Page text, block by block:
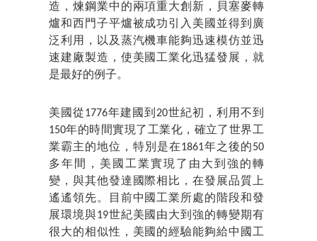
造，煉鋼業中的兩項重大創新，貝塞麥轉
爐和西門子平爐被成功引入美國並得到廣
泛利用，以及蒸汽機車能夠迅速模仿並迅
速建廠製造，使美國工業化迅猛發展，就
是最好的例子。
美國從1776年建國到20世紀初，利用不到
150年的時間實現了工業化，確立了世界工
業霸主的地位，特別是在1861年之後的50
多年間，美國工業實現了由大到強的轉
變，與其他發達國際相比，在發展品質上
遙遙領先。目前中國工業所處的階段和發
展環境與19世紀美國由大到強的轉變期有
很大的相似性，美國的經驗能夠給中國工